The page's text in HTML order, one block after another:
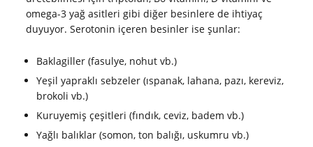
omega-3 yağ asitleri gibi diğer besinlere de ihtiyaç
duyuyor. Serotonin içeren besinler ise şunlar:
Baklagiller (fasulye, nohut vb.)
Yeşil yapraklı sebzeler (ıspanak, lahana, pazı, kereviz,
brokoli vb.)
Kuruyemiş çeşitleri (fındık, ceviz, badem vb.)
Yağlı balıklar (somon, ton balığı, uskumru vb.)